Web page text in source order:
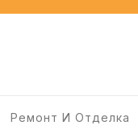
Ремонт И Отделка